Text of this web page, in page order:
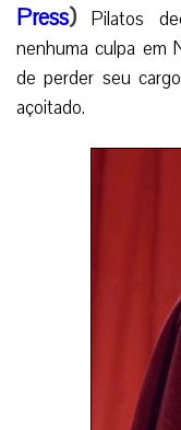
Press) Pilatos
nenhuma culpa em
de perder seu
açoitado.